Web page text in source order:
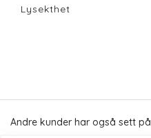
Lysekthet
Andre kunder har også sett på